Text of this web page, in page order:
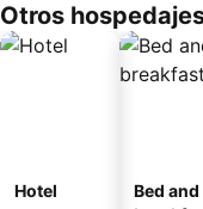
Otros
Hotel
Bed and